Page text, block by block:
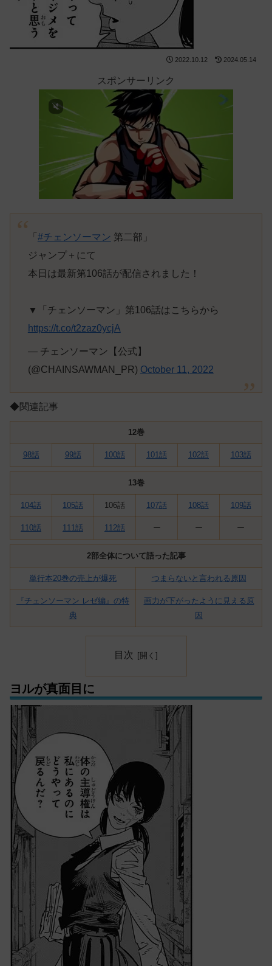
2022.10.12 2024.05.14
スポンサーリンク
「 #チェンソーマン 第二部」
ジャンプ＋にて
本日は最新第106話が配信されました！
▼「チェンソーマン」第106話はこちらから
https://t.co/t2zaz0ycjA
— チェンソーマン【公式】
(@CHAINSAWMAN_PR) October 11, 2022
◆関連記事
12巻
98話 99話 100話 101話 102話 103話
13巻
104話 105話 106話 107話 108話 109話
110話 111話 112話 ー ー ー
2部全体について語った記事
単行本20巻の売上が爆死 つまらないと言われる原因
『チェンソーマン レゼ編』の特
典
画力が下がったように見える原
因
目次
ヨルが真面目に